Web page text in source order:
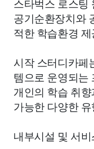
공기순환장치와
적한 학습환경 제
시작 스터디카페
템으로 운영되는
개인의 학습 취
가능한 다양한
내부시설 및 서